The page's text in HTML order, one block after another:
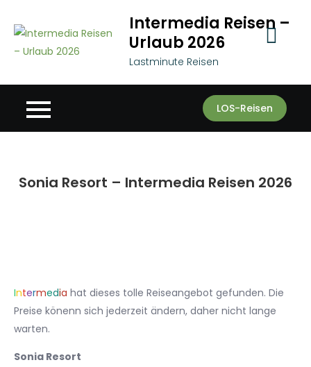
content
Intermedia Reisen –
Urlaub 2026
Lastminute Reisen
LOS-Reisen
Sonia Resort – Intermedia Reisen 2026
Intermedia hat dieses tolle Reiseangebot gefunden. Die
Preise könenn sich jederzeit ändern, daher nicht lange
warten.
Sonia Resort